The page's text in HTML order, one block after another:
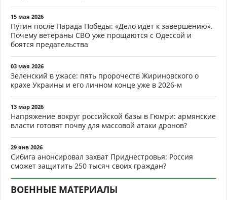
15 мая 2026
Путин после Парада Победы: «Дело идёт к завершению».
Почему ветераны СВО уже прощаются с Одессой и
боятся предательства
03 мая 2026
Зеленский в ужасе: пять пророчеств Жириновского о
крахе Украины и его личном конце уже в 2026-м
13 мар 2026
Напряжение вокруг российской базы в Гюмри: армянские
власти готовят почву для массовой атаки дронов?
29 янв 2026
Сибига анонсировал захват Приднестровья: Россия
сможет защитить 250 тысяч своих граждан?
ВОЕННЫЕ МАТЕРИАЛЫ